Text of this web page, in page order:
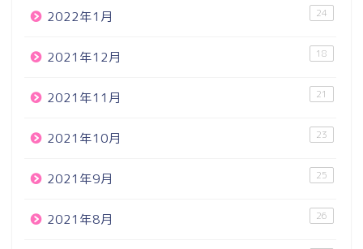
2022年1月 24
2021年12月 18
2021年11月 21
2021年10月 23
2021年9月 25
2021年8月 26